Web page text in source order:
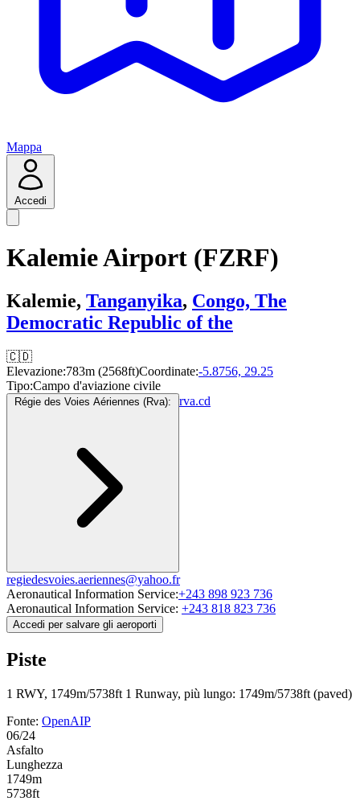
Mappa
Accedi
Kalemie Airport (FZRF)
Kalemie, Tanganyika, Congo, The
Democratic Republic of the
🇨🇩
Elevazione:783m (2568ft)Coordinate:-5.8756, 29.25
Tipo:Campo d'aviazione civile
Régie des Voies Aériennes (Rva): rva.cd
regiedesvoies.aeriennes@yahoo.fr
Aeronautical Information Service:+243 898 923 736
Aeronautical Information Service: +243 818 823 736
Accedi per salvare gli aeroporti
Piste
1 RWY, 1749m/5738ft 1 Runway, più lungo: 1749m/5738ft (paved)
Fonte: OpenAIP
06/24
Asfalto
Lunghezza
1749m
5738ft